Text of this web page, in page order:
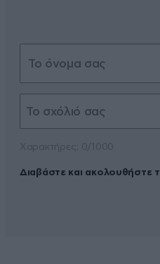
Διαβάστε και ακολουθήστε